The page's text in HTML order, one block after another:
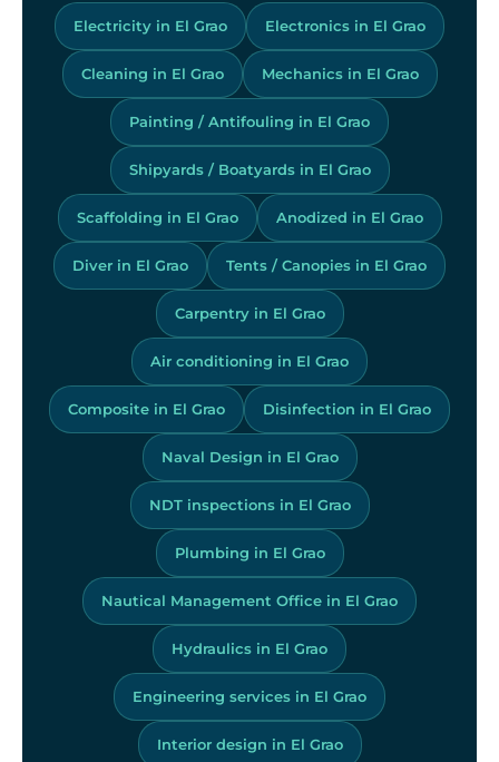
Electricity in El Grao Electronics in El Grao
Cleaning in El Grao Mechanics in El Grao
Painting / Antifouling in El Grao
Shipyards / Boatyards in El Grao
Scaffolding in El Grao Anodized in El Grao
Diver in El Grao Tents / Canopies in El Grao
Carpentry in El Grao
Air conditioning in El Grao
Composite in El Grao Disinfection in El Grao
Naval Design in El Grao
NDT inspections in El Grao
Plumbing in El Grao
Nautical Management Office in El Grao
Hydraulics in El Grao
Engineering services in El Grao
Interior design in El Grao